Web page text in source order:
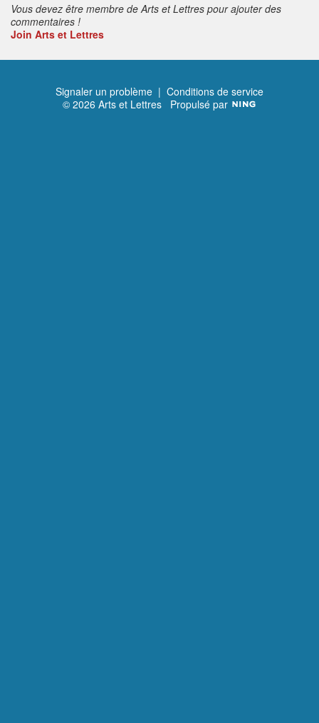
Vous devez être membre de Arts et Lettres pour ajouter des
commentaires !
Join Arts et Lettres
Signaler un problème | Conditions de service
© 2026 Arts et Lettres Propulsé par